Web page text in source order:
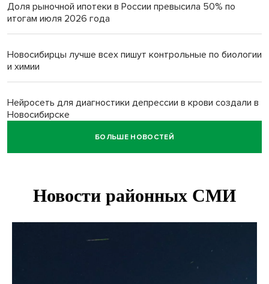
Доля рыночной ипотеки в России превысила 50% по
итогам июля 2026 года
Новосибирцы лучше всех пишут контрольные по биологии
и химии
Нейросеть для диагностики депрессии в крови создали в
Новосибирске
Двум бойцам СВО после минно-взрывной травмы
Персидский ковер «108 шахов» впервые вывезли из музея
БОЛЬШЕ НОВОСТЕЙ